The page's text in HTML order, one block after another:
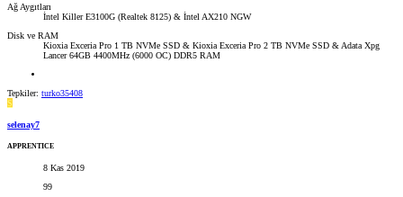
Ağ Aygıtları
İntel Killer E3100G (Realtek 8125) & İntel AX210 NGW
Disk ve RAM
Kioxia Exceria Pro 1 TB NVMe SSD & Kioxia Exceria Pro 2 TB NVMe SSD & Adata Xpg
Lancer 64GB 4400MHz (6000 OC) DDR5 RAM
Tepkiler: turko35408
S
selenay7
APPRENTICE
8 Kas 2019
99